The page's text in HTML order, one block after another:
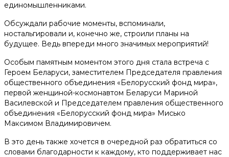
Новости
Материалы
Помочь делом
Помочь деньгами
Телефоны доверия для будущих мам:
+375 44 770 80 20
единомышленниками.
Обсуждали рабочие моменты, вспоминали,
ностальгировали и, конечно же, строили планы на
будущее. Ведь впереди много значимых мероприятий!
Особым памятным моментом этого дня стала встреча с
Героем Беларуси, заместителем Председателя правления
общественного объединения «Белорусский фонд мира»,
первой женщиной-космонавтом Беларуси Мариной
Василевской и Председателем правления общественного
объединения «Белорусский фонд мира» Мисько
Максимом Владимировичем.
В это день также хочется в очередной раз обратиться со
словами благодарности к каждому, кто поддерживает нас